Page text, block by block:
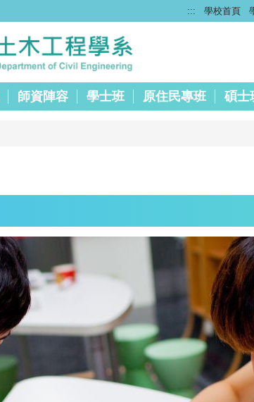
::: 學校首頁
師資陣容 學士班 原住民專班 碩士